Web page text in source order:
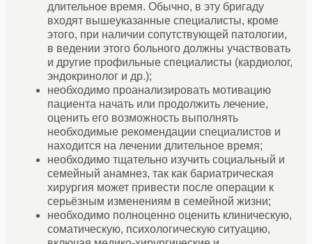
длительное время. Обычно, в эту бригаду
входят вышеуказанные специалисты, кроме
этого, при наличии сопутствующей патологии,
в ведении этого больного должны участвовать
и другие профильные специалисты (кардиолог,
эндокринолог и др.);
необходимо проанализировать мотивацию
пациента начать или продолжить лечение,
оценить его возможность выполнять
необходимые рекомендации специалистов и
находится на лечении длительное время;
необходимо тщательно изучить социальный и
семейный анамнез, так как бариатрическая
хирургия может привести после операции к
серьёзным изменениям в семейной жизни;
необходимо полноценно оценить клиническую,
соматическую, психологическую ситуацию,